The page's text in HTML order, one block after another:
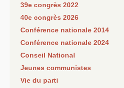
39e congrès 2022
40e congrès 2026
Conférence nationale 2014
Conférence nationale 2024
Conseil National
Jeunes communistes
Vie du parti